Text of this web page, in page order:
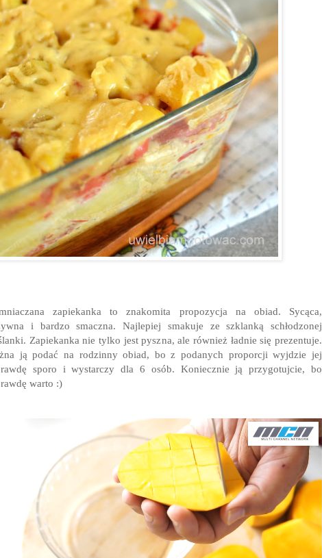
zapiekanka to znakomita propozycja na obiad. Sycąca,
i bardzo smaczna. Najlepiej smakuje ze szklanką schłodzonej
Zapiekanka nie tylko jest pyszna, ale również ładnie się prezentuje.
ją podać na rodzinny obiad, bo z podanych proporcji wyjdzie jej
sporo i wystarczy dla 6 osób. Koniecznie ją przygotujcie, bo
warto :)